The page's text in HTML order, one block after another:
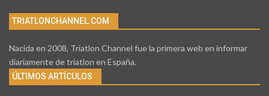
TRIATLONCHANNEL.COM
Nacida en 2008, Triatlon Channel fue la primera web en informar
diariamente de triatlon en España.
ÚLTIMOS ARTÍCULOS